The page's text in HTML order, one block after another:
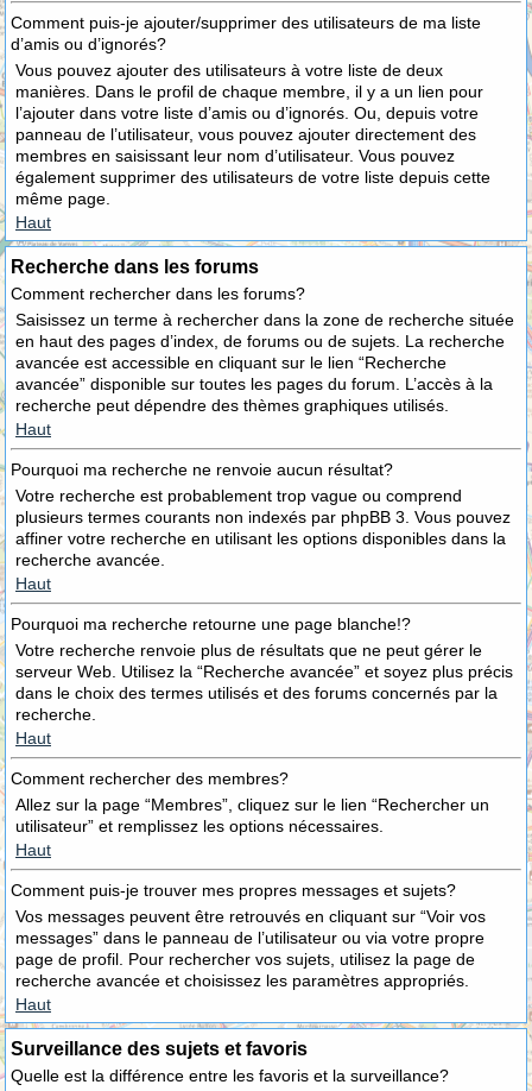
Comment puis-je ajouter/supprimer des utilisateurs de ma liste
d’amis ou d’ignorés?
Vous pouvez ajouter des utilisateurs à votre liste de deux
manières. Dans le profil de chaque membre, il y a un lien pour
l’ajouter dans votre liste d’amis ou d’ignorés. Ou, depuis votre
panneau de l’utilisateur, vous pouvez ajouter directement des
membres en saisissant leur nom d’utilisateur. Vous pouvez
également supprimer des utilisateurs de votre liste depuis cette
même page.
Haut
Recherche dans les forums
Comment rechercher dans les forums?
Saisissez un terme à rechercher dans la zone de recherche située
en haut des pages d’index, de forums ou de sujets. La recherche
avancée est accessible en cliquant sur le lien “Recherche
avancée” disponible sur toutes les pages du forum. L’accès à la
recherche peut dépendre des thèmes graphiques utilisés.
Haut
Pourquoi ma recherche ne renvoie aucun résultat?
Votre recherche est probablement trop vague ou comprend
plusieurs termes courants non indexés par phpBB 3. Vous pouvez
affiner votre recherche en utilisant les options disponibles dans la
recherche avancée.
Haut
Pourquoi ma recherche retourne une page blanche!?
Votre recherche renvoie plus de résultats que ne peut gérer le
serveur Web. Utilisez la “Recherche avancée” et soyez plus précis
dans le choix des termes utilisés et des forums concernés par la
recherche.
Haut
Comment rechercher des membres?
Allez sur la page “Membres”, cliquez sur le lien “Rechercher un
utilisateur” et remplissez les options nécessaires.
Haut
Comment puis-je trouver mes propres messages et sujets?
Vos messages peuvent être retrouvés en cliquant sur “Voir vos
messages” dans le panneau de l’utilisateur ou via votre propre
page de profil. Pour rechercher vos sujets, utilisez la page de
recherche avancée et choisissez les paramètres appropriés.
Haut
Surveillance des sujets et favoris
Quelle est la différence entre les favoris et la surveillance?